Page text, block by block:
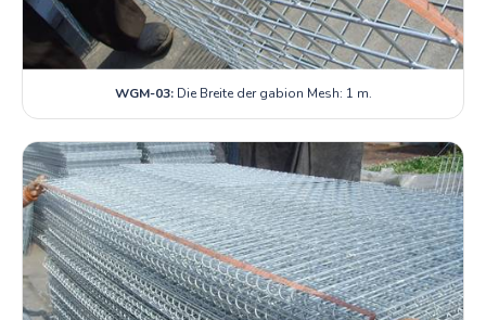
WGM-03:Die Breite der gabion Mesh: 1 m.